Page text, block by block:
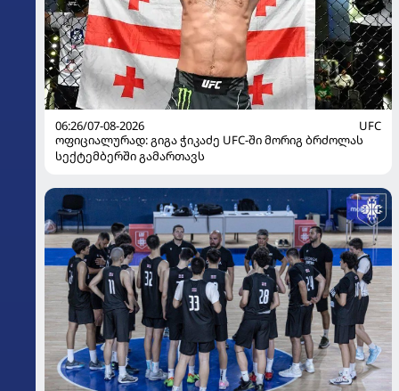
06:26/07-08-2026
UFC
ოფიციალურად: გიგა ჭიკაძე UFC-ში მორიგ ბრძოლას
სექტემბერში გამართავს